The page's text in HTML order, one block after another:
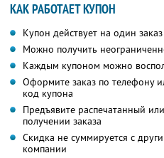
КАК РАБОТАЕТ КУПОН
Купон действует на один заказ
Можно получить
Каждым купоном можно
Оформите заказ по телефону
код купона
Предъявите распечатанный
получении заказа
Скидка не суммируется с
компании